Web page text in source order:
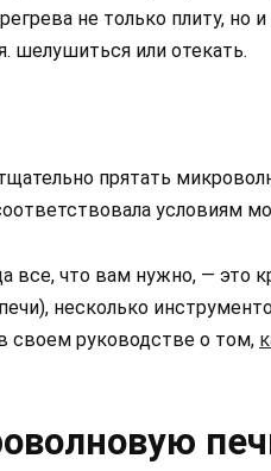
не только плиту, но
шелушиться или отекать.
прятать
условиям
все, что вам нужно, — это
несколько
своем руководстве о том,